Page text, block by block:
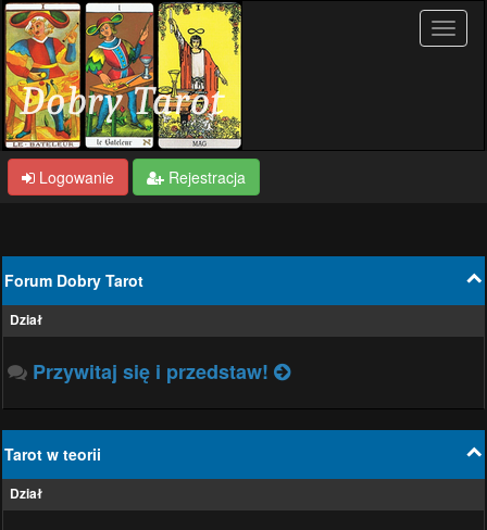
Logowanie Rejestracja
Forum Dobry Tarot
Dział
Przywitaj się i przedstaw!
Tarot w teorii
Dział